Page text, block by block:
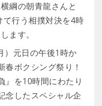
綱の朝青龍さんと
行う相撲対決を4時
ます。
）元日の午後1時か
ボクシング祭り！
』を10時間にわたり
念したスペシャル企